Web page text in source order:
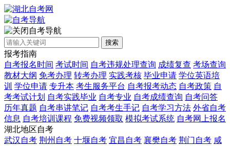
自考导航
搜索
报考指南
自考报名时间 考试时间 自考违规处理查询 成绩复查 考场查询
教材大纲 免考办理 转考办理 实践考核 毕业申请 学位英语培
训 学位申请 专升本 考生服务平台 自考报考动态 自考政策 自
考考试计划 自考实践毕业 自考专业 自考成绩查询 自考问答
历年真题 自考串讲笔记 自考考生手记 自考学习方法 外省自考
信息 自考培训课程 免费视频领取 模拟考试系统 自考网上报名
湖北地区自考
武汉自考 荆州自考 十堰自考 宜昌自考 襄樊自考 荆门自考 咸